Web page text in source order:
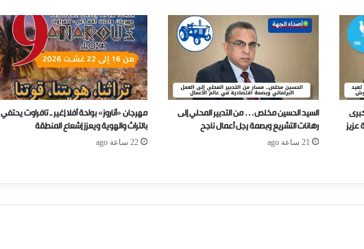
السيد الحسين مخلص… من التدبير المحلي إلى
رهانات التشريع وبصمة رجل أعمال ناجح
21 ساعة ago
مهرجان «أناروز» بواحة أفلا إغير ـ تافراوت يحتفي
بالتراث والهوية ويعزز إشعاع المنطقة
22 ساعة ago